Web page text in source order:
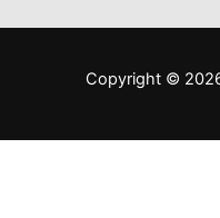
Copyright ©